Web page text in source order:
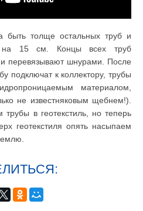
быть толще остальных труб и
на 15 см. Концы всех труб
и перевязывают шнурами. После
подключат к коллектору, трубы
материалом,
не известняковым щебнем!).
трубы в геотекстиль, но теперь
геотекстиля опять насыпаем